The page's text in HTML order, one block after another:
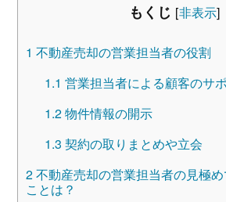
もくじ [非表示]
1 不動産売却の営業担当者の役割
1.1 営業担当者による顧客のサ
1.2物件情報の開示
1.3 契約の取りまとめや立会
2不動産売却の営業担当者の見極
ことは？